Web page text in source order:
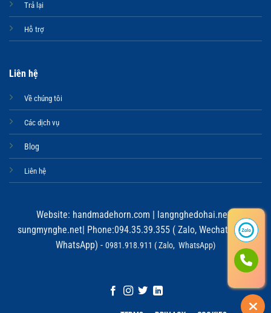
Trả lại
Hỗ trợ
Liên hệ
Về chúng tôi
Các dịch vụ
Blog
Liên hệ
Website: handmadehorn.com | langnghedohai.net
sungmynghe.net| Phone:094.35.39.355 ( Zalo, Wechat, Viber,
WhatsApp) - 0981.918.911 ( Zalo, WhatsApp)